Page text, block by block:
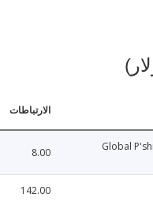
الارتباطات
Global
8.00
142.00